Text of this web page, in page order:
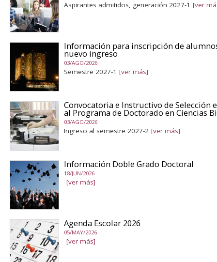
Aspirantes admitidos, generación 2027-1 [ver
Información para inscripción de
nuevo ingreso
03/AGO/2026
Semestre 2027-1 [ver más]
Convocatoria e Instructivo de Selección
al Programa de Doctorado en Ciencias
03/AGO/2026
Ingreso al semestre 2027-2 [ver más]
Información Doble Grado Doctoral
18/JUN/2026
[ver más]
Agenda Escolar 2026
05/MAY/2026
[ver más]